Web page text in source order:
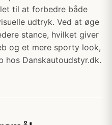
til at forbedre både
udtryk. Ved at øge
stance, hvilket giver
og et mere sporty look,
hos Danskautoudstyr.dk.